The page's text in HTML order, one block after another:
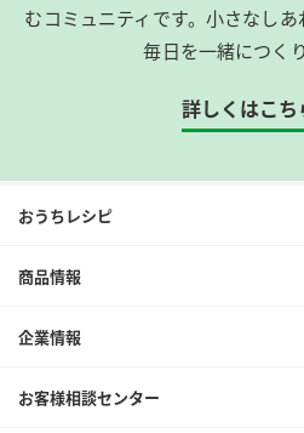
むコミュニティです。​小さなし
毎日を一緒につく
詳しくはこち
おうちレシピ
商品情報
企業情報
お客様相談センター